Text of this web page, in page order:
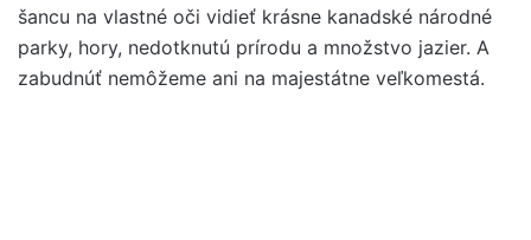
šancu na vlastné oči vidieť krásne kanadské národné
parky, hory, nedotknutú prírodu a množstvo jazier. A
zabudnúť nemôžeme ani na majestátne veľkomestá.